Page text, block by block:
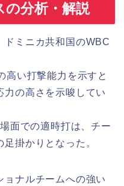
分析・解説
ドミニカ共和国のWBC
高い打撃能力を示すと
力の高さを示唆してい
面での適時打は、チー
掛かりとなった。
ョナルチームへの強い